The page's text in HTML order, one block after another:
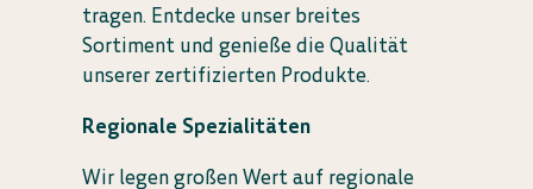
tragen. Entdecke unser breites
Sortiment und genieße die Qualität
unserer zertifizierten Produkte.
Regionale Spezialitäten
Wir legen großen Wert auf regionale